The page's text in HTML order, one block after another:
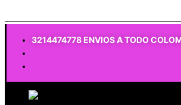
3214474778 ENVIOS A TODO